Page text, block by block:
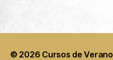
© 2026 Cursos de Verano